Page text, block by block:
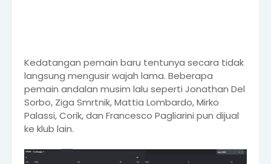
Kedatangan pemain baru tentunya secara tidak
langsung mengusir wajah lama. Beberapa
pemain andalan musim lalu seperti Jonathan Del
Sorbo, Ziga Smrtnik, Mattia Lombardo, Mirko
Palassi, Corik, dan Francesco Pagliarini pun dijual
ke klub lain.